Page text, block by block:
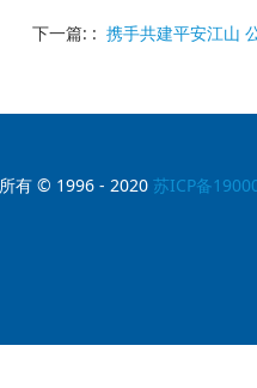
下一篇: : 携手共建平安江山
有 © 1996 - 2020 苏ICP备